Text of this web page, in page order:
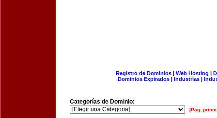
Registro de Dominios| Web Hosting |
Dominios Expirados | Industrias |
Categorías de Dominio:
[Pág.